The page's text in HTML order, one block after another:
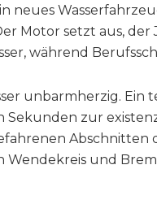
neues
Motor setzt aus,
während
unbarmherzig. Ein
Sekunden zur
Abschnitten
und